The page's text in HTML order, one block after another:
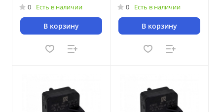
LOVATO / OMVL
[Replica]
0 Есть в наличии
В корзину
0 Есть в наличии
В корзину